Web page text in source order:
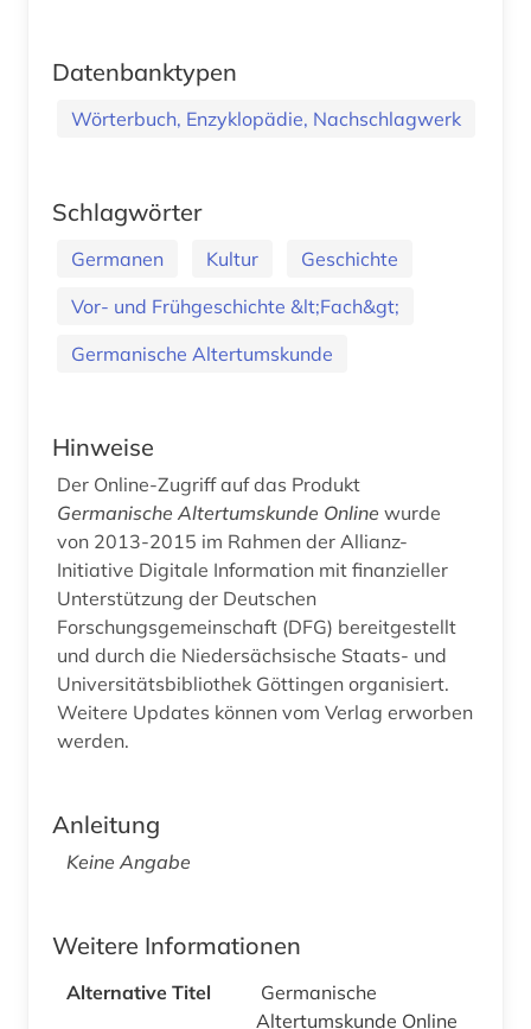
Datenbanktypen
Wörterbuch, Enzyklopädie, Nachschlagwerk
Schlagwörter
Germanen Kultur
Geschichte
Vor- und Frühgeschichte &lt;Fach&gt;
Germanische Altertumskunde
Hinweise
Der Online-Zugriff auf das Produkt
Germanische Altertumskunde Online wurde
von 2013-2015 im Rahmen der Allianz-
Initiative Digitale Information mit finanzieller
Unterstützung der Deutschen
Forschungsgemeinschaft (DFG) bereitgestellt
und durch die Niedersächsische Staats- und
Universitätsbibliothek Göttingen organisiert.
Weitere Updates können vom Verlag erworben
werden.
Anleitung
Keine Angabe
Weitere Informationen
Alternative Titel
Germanische
Altertumskunde Online